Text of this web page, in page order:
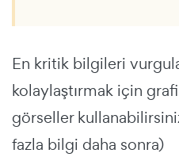
En kritik bilgileri
kolaylaştırmak için
görseller
fazla bilgi daha sonra)